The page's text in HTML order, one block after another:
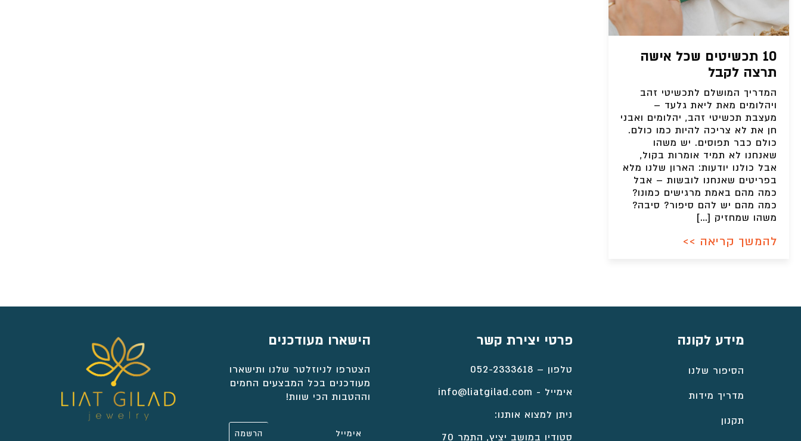
10 תכשיטים שכל אישה
תרצה לקבל
המדריך המושלם לתכשיטי זהב
ויהלומים מאת ליאת גלעד –
מעצבת תכשיטי זהב, יהלומים ואבני
חן את לא צריכה להיות כמו כולם.
כולם כבר תפוסים. יש משהו
שאנחנו לא תמיד אומרות בקול,
אבל כולנו יודעות: הארון שלנו מלא
בפריטים שאנחנו לובשות – אבל
כמה מהם באמת מרגישים כמונו?
כמה מהם יש להם סיפור? סיבה?
משהו שמחזיק […]
להמשך קריאה >>
מידע לקונה
הסיפור שלנו
מדריך מידות
תקנון
פרטי יצירת קשר
טלפון – 052-2333618
אימייל - info@liatgilad.com
ניתן למצוא אותנו:
סטודיו במושב יציץ, התמר 70
הישארו מעודכנים
הצטרפו לניוזלטר שלנו ותישארו
מעודכנים בכל המבצעים החמים
וההטבות הכי שוות!